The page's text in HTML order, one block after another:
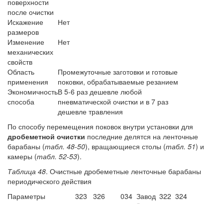
поверхности
после очистки
Искажение
размеров
Нет
Изменение
механических
свойств
Нет
Область
применения
Промежуточные заготовки и готовые
поковки, обрабатываемые резанием
Экономичность
способа
В 5-6 раз дешевле любой
пневматической очистки и в 7 раз
дешевле травления
По способу перемещения поковок внутри установки для
дробеметной очистки последние делятся на ленточные
барабаны (табл. 48-50), вращающиеся столы (табл. 51) и
камеры (табл. 52-53).
Таблица 48. Очистные дробеметные ленточные барабаны
периодического действия
Параметры
323 326 034 Завод 322 324